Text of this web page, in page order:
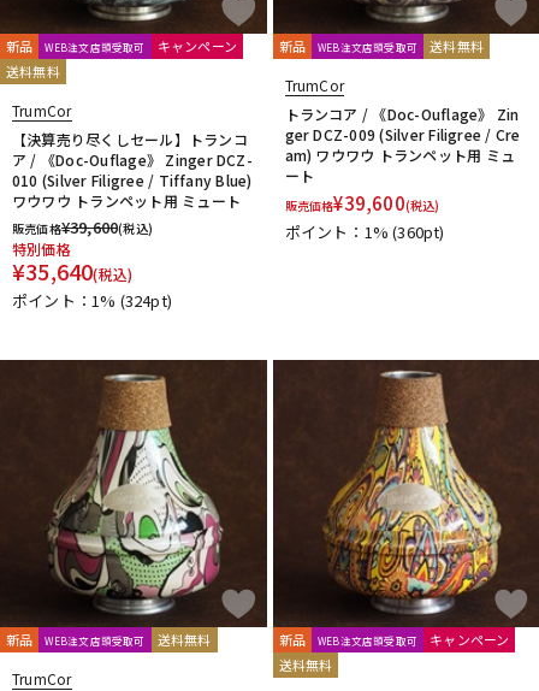
新品 WEB注文店頭受取可
キャンペーン
送料無料
TrumCor
【決算売り尽くしセール】トランコ
ア / 《Doc-Ouflage》 Zinger DCZ-
010 (Silver Filigree / Tiffany Blue)
ワウワウ トランペット用 ミュート
販売価格¥39,600(税込)
特別価格
¥35,640(税込)
ポイント：1% (324pt)
新品 WEB注文店頭受取可 送料無料
TrumCor
トランコア / 《Doc-Ouflage》 Zin
ger DCZ-009 (Silver Filigree / Cre
am) ワウワウ トランペット用 ミュ
ート
販売価格¥39,600(税込)
ポイント：1%(360pt)
新品 WEB注文店頭受取可 送料無料
TrumCor
新品 WEB注文店頭受取可
キャンペーン
送料無料